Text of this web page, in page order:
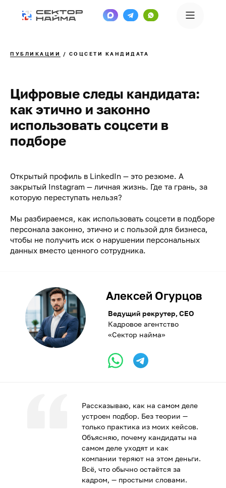
ПУБЛИКАЦИИ / СОЦСЕТИ КАНДИДАТА
Цифровые следы кандидата:
как этично и законно
использовать соцсети в
подборе
Открытый профиль в LinkedIn — это резюме. А
закрытый Instagram — личная жизнь. Где та грань, за
которую переступать нельзя?
Мы разбираемся, как использовать соцсети в подборе
персонала законно, этично и с пользой для бизнеса,
чтобы не получить иск о нарушении персональных
данных вместо ценного сотрудника.
Рассказываю, как на самом деле
устроен подбор. Без теории —
только практика из моих кейсов.
Объясняю, почему кандидаты на
самом деле уходят и как
компании теряют на этом деньги.
Всё, что обычно остаётся за
кадром, — простыми словами.
Алексей Огурцов
Ведущий рекрутер, CEO
Кадровое агентство
«Сектор найма»